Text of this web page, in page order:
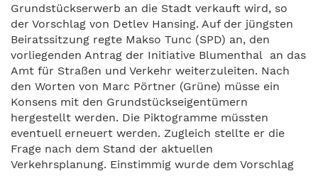
Grundstückserwerb an die Stadt verkauft wird, so
der Vorschlag von Detlev Hansing. Auf der jüngsten
Beiratssitzung regte Makso Tunc (SPD) an, den
vorliegenden Antrag der Initiative Blumenthal an das
Amt für Straßen und Verkehr weiterzuleiten. Nach
den Worten von Marc Pörtner (Grüne) müsse ein
Konsens mit den Grundstückseigentümern
hergestellt werden. Die Piktogramme müssten
eventuell erneuert werden. Zugleich stellte er die
Frage nach dem Stand der aktuellen
Verkehrsplanung. Einstimmig wurde dem Vorschlag